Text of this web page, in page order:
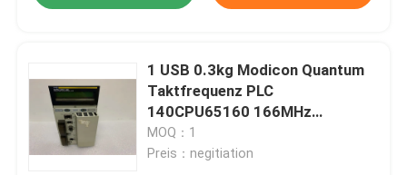
1 USB 0.3kg Modicon Quantum
Taktfrequenz PLC
140CPU65160 166MHz
Schneider Electric Quantum Plc
MOQ：1
Preis：negitiation